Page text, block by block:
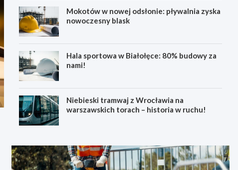
Mokotów w nowej odsłonie: pływalnia zyska
nowoczesny blask
Hala sportowa w Białołęce: 80% budowy za
nami!
Niebieski tramwaj z Wrocławia na
warszawskich torach – historia w ruchu!